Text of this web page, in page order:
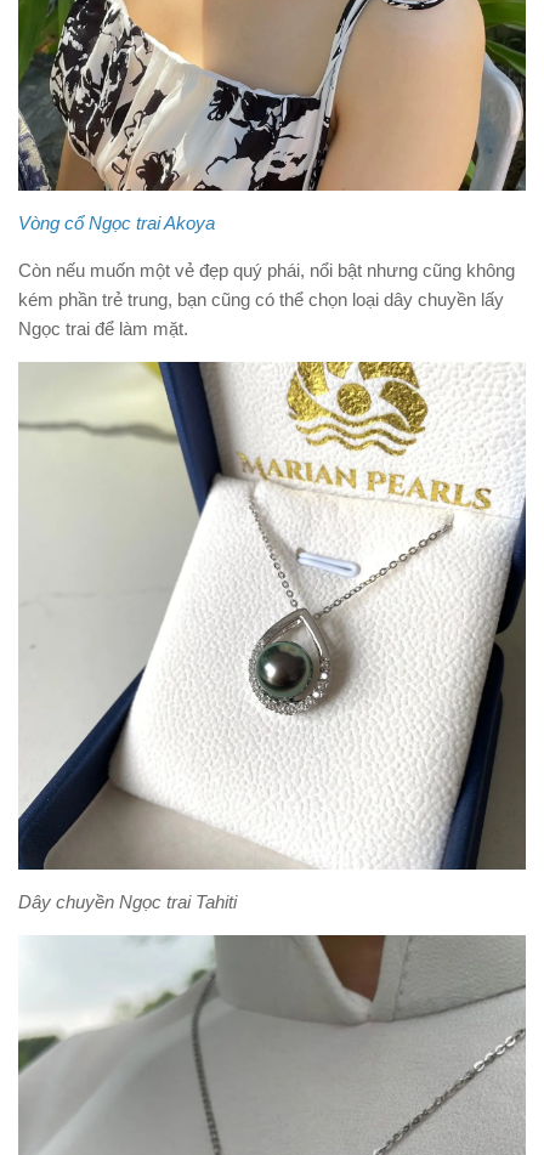
Vòng cổ Ngọc trai Akoya
Còn nếu muốn một vẻ đẹp quý phái, nổi bật nhưng cũng không
kém phần trẻ trung, bạn cũng có thể chọn loại dây chuyền lấy
Ngọc trai để làm mặt.
Dây chuyền Ngọc trai Tahiti